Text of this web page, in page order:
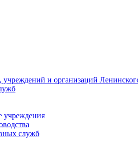
учреждений и организаций
учреждения
служб